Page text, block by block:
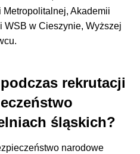
Akademii
WSB w Cieszynie, Wyższej
rekrutacji
śląskich?
narodowe